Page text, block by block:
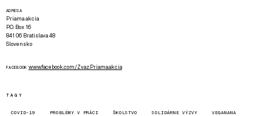
ADRESA
Priama akcia
P.O. Box 16
841 06 Bratislava 48
Slovensko
FACEBOOK www.facebook.com/Zvaz.Priama.akcia
TAGY
COVID-19 PROBLÉMY V PRÁCI ŠKOLSTVO SOLIDÁRNE VÝZVY VEGANANA